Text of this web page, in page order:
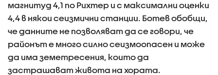
магнитуд 4,1 по Рихтер и с максимални оценки
4,4 в някои сеизмични станции. Ботев обобщи,
че данните не позволяват да се говори, че
районът е много силно сеизмоопасен и може
да има земетресения, които да
застрашават живота на хората.